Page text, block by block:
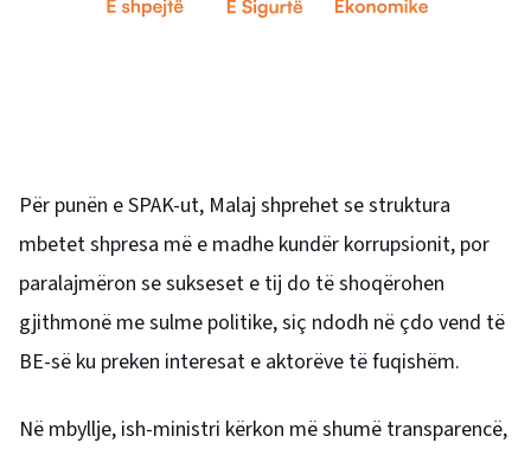
Për punën e SPAK-ut, Malaj shprehet se struktura
mbetet shpresa më e madhe kundër korrupsionit, por
paralajmëron se sukseset e tij do të shoqërohen
gjithmonë me sulme politike, siç ndodh në çdo vend të
BE-së ku preken interesat e aktorëve të fuqishëm.
Në mbyllje, ish-ministri kërkon më shumë transparencë,